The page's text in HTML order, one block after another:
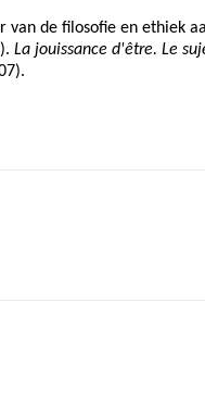
de filosofie en ethiek
La jouissance d'être. Le